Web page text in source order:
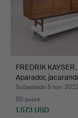
FREDRIK KAYSER.
Aparador,
50…
Subastado 5 nov
50 pujas
1.573 USD